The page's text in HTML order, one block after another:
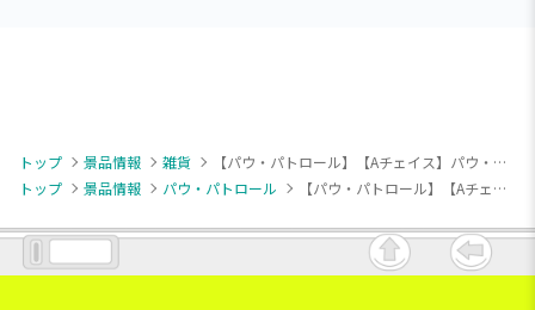
トップ 景品情報 雑貨
【パウ・パトロール】【Aチェイス】パウ・パトロール ビッグフェイスポシェット
トップ
景品情報 パウ・パトロール 【パウ・パトロール】【Aチェイス】パウ・パトロール ビッグフェイスポシェット